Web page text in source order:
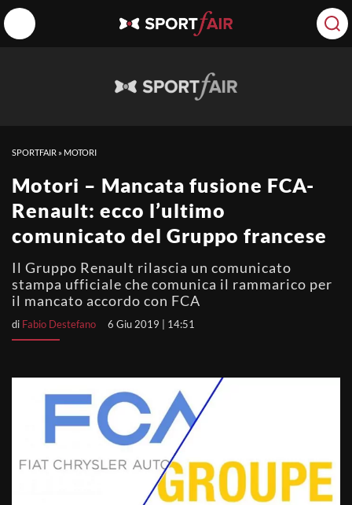
SPORTFAIR » MOTORI
Motori – Mancata fusione FCA-
Renault: ecco l’ultimo
comunicato del Gruppo francese
Il Gruppo Renault rilascia un comunicato
stampa ufficiale che comunica il rammarico per
il mancato accordo con FCA
di Fabio Destefano 6 Giu 2019 | 14:51